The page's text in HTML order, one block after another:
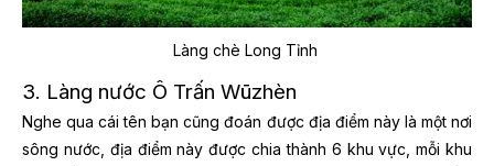
Làng chè Long Tỉnh
3. Làng nước Ô Trấn Wūzhèn
Nghe qua cái tên bạn cũng đoán được địa điểm này là một nơi
sông nước, địa điểm này được chia thành 6 khu vực, mỗi khu